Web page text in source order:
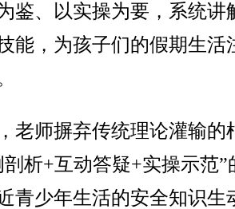
鉴、以实操为要，系统讲
能，为孩子们的假期生活
师摒弃传统理论灌输的
剖析+互动答疑+实操示范”
青少年生活的安全知识生